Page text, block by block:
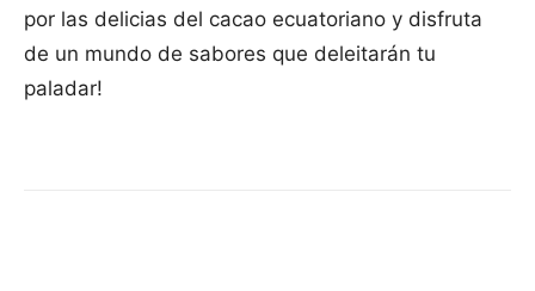
por las delicias del cacao ecuatoriano y disfruta
de un mundo de sabores que deleitarán tu
paladar!